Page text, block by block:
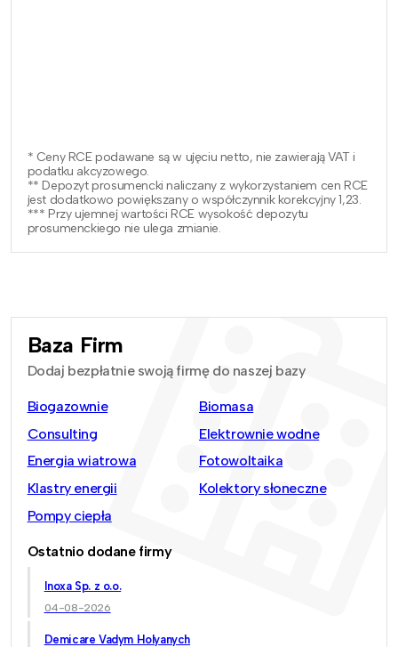
* Ceny RCE podawane są w ujęciu netto, nie zawierają VAT i
podatku akcyzowego.
** Depozyt prosumencki naliczany z wykorzystaniem cen RCE
jest dodatkowo powiększany o współczynnik korekcyjny 1,23.
*** Przy ujemnej wartości RCE wysokość depozytu
prosumenckiego nie ulega zmianie.
Baza Firm
Dodaj bezpłatnie swoją firmę do naszej bazy
Biogazownie
Biomasa
Consulting
Elektrownie wodne
Energia wiatrowa
Fotowoltaika
Klastry energii
Kolektory słoneczne
Pompy ciepła
Ostatnio dodane firmy
Inoxa Sp. z o.o.
04-08-2026
Demicare Vadym Holyanych